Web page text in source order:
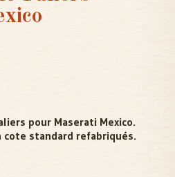
pour Maserati Mexico.
cote standard refabriqués.